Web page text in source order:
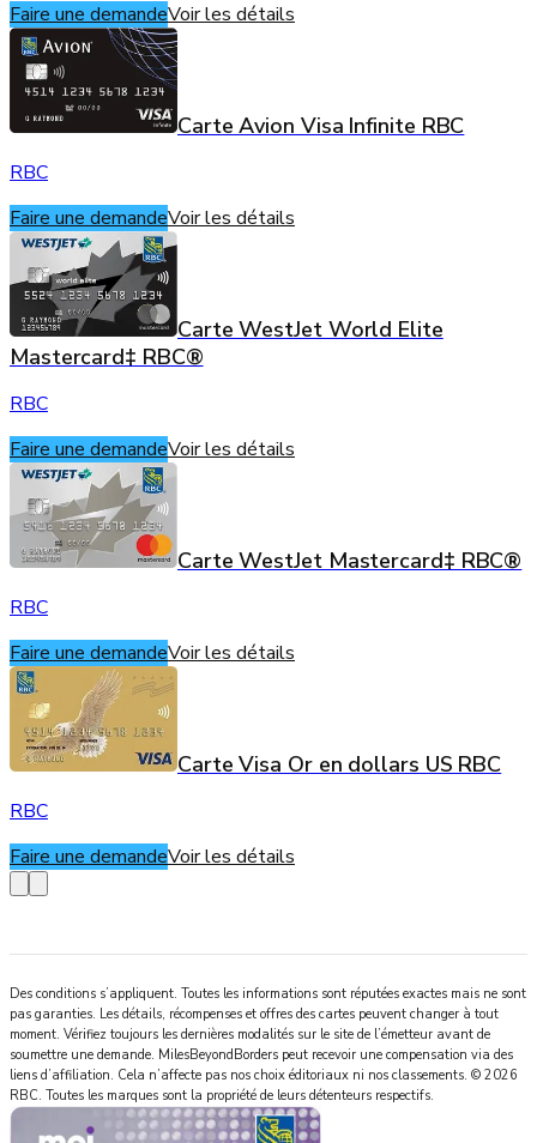
Faire une demandeVoir les détails
Carte Avion Visa Infinite RBC
RBC
Faire une demandeVoir les détails
Carte WestJet World Elite
Mastercard‡ RBC®
RBC
Faire une demandeVoir les détails
Carte WestJet Mastercard‡ RBC®
RBC
Faire une demandeVoir les détails
Carte Visa Or en dollars US RBC
RBC
Faire une demandeVoir les détails
Des conditions s’appliquent. Toutes les informations sont réputées exactes mais ne sont
pas garanties. Les détails, récompenses et offres des cartes peuvent changer à tout
moment. Vérifiez toujours les dernières modalités sur le site de l’émetteur avant de
soumettre une demande. MilesBeyondBorders peut recevoir une compensation via des
liens d’affiliation. Cela n’affecte pas nos choix éditoriaux ni nos classements. © 2026
RBC. Toutes les marques sont la propriété de leurs détenteurs respectifs.